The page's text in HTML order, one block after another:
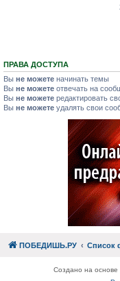
ПРАВА ДОСТУПА
Вы не можете начинать темы
Вы не можете отвечать на
Вы не можете редактировать
Вы не можете удалять свои
ПОБЕДИШЬ.РУ Список
Создано на основе